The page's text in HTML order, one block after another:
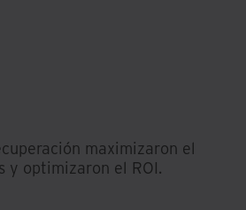
maximizaron el
y optimizaron el ROI.